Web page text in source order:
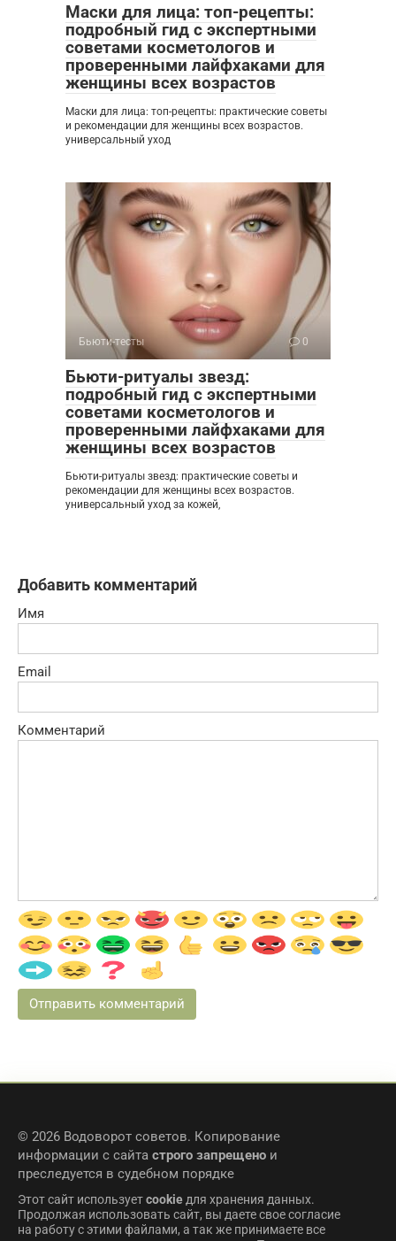
Маски для лица: топ-рецепты:
подробный гид с экспертными
советами косметологов и
проверенными лайфхаками для
женщины всех возрастов
Маски для лица: топ-рецепты: практические советы
и рекомендации для женщины всех возрастов.
универсальный уход
Бьюти-тесты 0
Бьюти-ритуалы звезд:
подробный гид с экспертными
советами косметологов и
проверенными лайфхаками для
женщины всех возрастов
Бьюти-ритуалы звезд: практические советы и
рекомендации для женщины всех возрастов.
универсальный уход за кожей,
Добавить комментарий
Имя
Email
Комментарий
© 2026 Водоворот советов. Копирование
информации с сайта строго запрещено и
преследуется в судебном порядке
Этот сайт используетcookieдля хранения данных.
Продолжая использовать сайт, вы даете свое согласие
на работу с этими файлами, а так же принимаете все